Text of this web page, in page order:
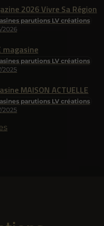
parutions LV créations
2026
2026 Vivre Sa Région
parutions LV créations
2025
magasine
parutions LV créations
2025
MAISON ACTUELLE